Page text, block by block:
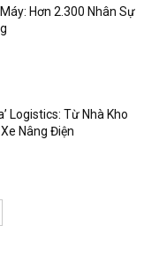
Hơn 2.300 Nhân Sự
Logistics: Từ Nhà Kho
Nâng Điện